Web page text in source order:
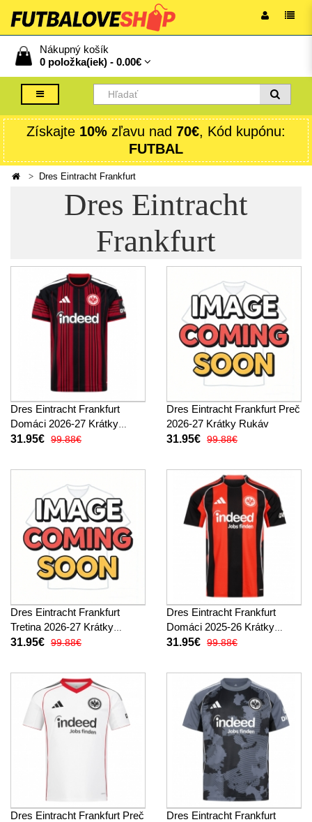
Nákupný košík
0 položka(iek) - 0.00€
Získajte 10% zľavu nad 70€, Kód kupónu:
FUTBAL
Dres Eintracht Frankfurt
Dres Eintracht
Frankfurt
Dres Eintracht Frankfurt
Domáci 2026-27 Krátky
Rukáv
31.95€ 99.88€
Dres Eintracht Frankfurt Preč
2026-27 Krátky Rukáv
31.95€ 99.88€
Dres Eintracht Frankfurt
Tretina 2026-27 Krátky
Rukáv
31.95€ 99.88€
Dres Eintracht Frankfurt
Domáci 2025-26 Krátky
Rukáv
31.95€ 99.88€
Dres Eintracht Frankfurt Preč
Dres Eintracht Frankfurt